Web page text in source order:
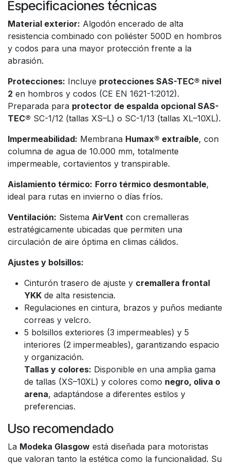
Especificaciones técnicas
Material exterior: Algodón encerado de alta
resistencia combinado con poliéster 500D en hombros
y codos para una mayor protección frente a la
abrasión.
Protecciones: Incluye protecciones SAS-TEC® nivel
2 en hombros y codos (CE EN 1621-1:2012).
Preparada para protector de espalda opcional SAS-
TEC® SC-1/12 (tallas XS–L) o SC-1/13 (tallas XL–10XL).
Impermeabilidad: Membrana Humax® extraíble, con
columna de agua de 10.000 mm, totalmente
impermeable, cortavientos y transpirable.
Aislamiento térmico: Forro térmico desmontable,
ideal para rutas en invierno o días fríos.
Ventilación: Sistema AirVent con cremalleras
estratégicamente ubicadas que permiten una
circulación de aire óptima en climas cálidos.
Ajustes y bolsillos:
Cinturón trasero de ajuste y cremallera frontal
YKK de alta resistencia.
Regulaciones en cintura, brazos y puños mediante
correas y velcro.
5 bolsillos exteriores (3 impermeables) y 5
interiores (2 impermeables), garantizando espacio
y organización.
Tallas y colores: Disponible en una amplia gama
de tallas (XS–10XL) y colores como negro, oliva o
arena, adaptándose a diferentes estilos y
preferencias.
Uso recomendado
La Modeka Glasgow está diseñada para motoristas
que valoran tanto la estética como la funcionalidad. Su